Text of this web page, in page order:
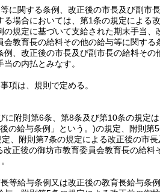
に関する条例、改正後の市長及び副市
場合においては、第1条の規定による
規定に基づいて支給された期末手当
教育長の給料その他の給与等に関す
、改正後の市長及び副市長の給料そ
の内払とみなす。
項は、規則で定める。
に附則第6条、第8条及び第10条の規定
の給与条例」という。)の規定、附則第
、附則第7条の規定による改正後の市
正後の御坊市教育委員会教育長の給料
等給与条例又は改正後の教育長給与条